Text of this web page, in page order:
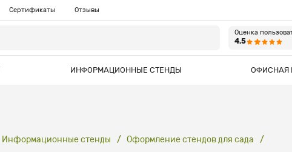
Сертификаты Отзывы
Оценка
4.5
ИНФОРМАЦИОННЫЕ СТЕНДЫ ОФИСНАЯ
Информационные стенды Оформление стендов для сада